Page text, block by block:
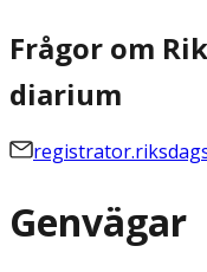
Frågor om
diarium
Genvägar